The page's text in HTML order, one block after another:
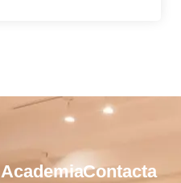
AcademiaContacta